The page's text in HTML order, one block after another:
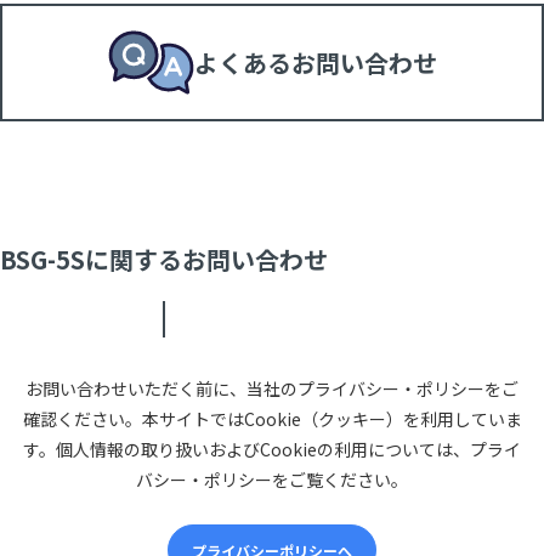
よくあるお問い合わせ
BSG-5Sに関するお問い合わせ
お問い合わせいただく前に、当社のプライバシー・ポリシーをご
確認ください。本サイトではCookie（クッキー）を利用していま
す。個人情報の取り扱いおよびCookieの利用については、プライ
バシー・ポリシーをご覧ください。
プライバシーポリシーへ